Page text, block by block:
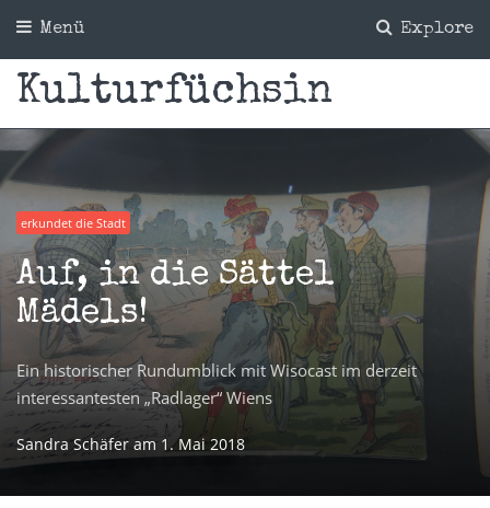
Explore
Menü
Kulturfüchsin
erkundet die Stadt
Auf, in die Sättel
Mädels!
Ein historischer Rundumblick mit Wisocast im derzeit
interessantesten „Radlager“ Wiens
Sandra Schäfer am 1. Mai 2018